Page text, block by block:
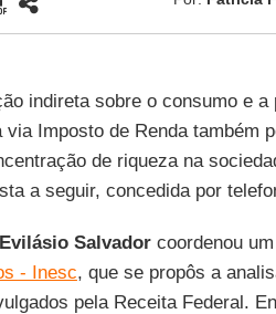
indireta sobre o consumo e
Imposto de Renda também
de riqueza na
a seguir, concedida por
Evilásio Salvadorcoordenou um
- Inesc, que se propôs a
pela Receita Federal.